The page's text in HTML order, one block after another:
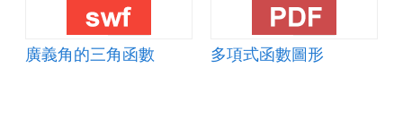
廣義角的三角函數 多項式函數圖形